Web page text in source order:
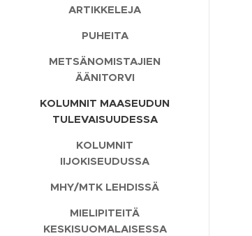
ARTIKKELEJA
PUHEITA
METSÄNOMISTAJIEN
ÄÄNITORVI
KOLUMNIT MAASEUDUN
TULEVAISUUDESSA
KOLUMNIT
IIJOKISEUDUSSA
MHY/MTK LEHDISSÄ
MIELIPITEITÄ
KESKISUOMALAISESSA